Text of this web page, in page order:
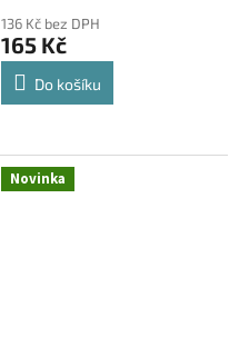
136 Kč bez DPH
165 Kč
Do košíku
Novinka